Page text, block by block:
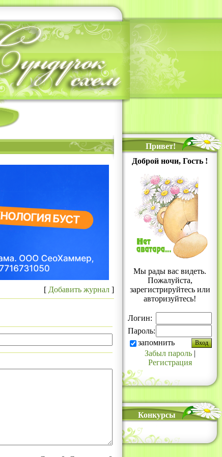
[ Добавить журнал ]
Привет!
Доброй ночи, Гость !
Мы рады вас видеть.
Пожалуйста,
зарегистрируйтесь или
авторизуйтесь!
Логин:
Пароль:
запомнить
Забыл пароль|
Регистрация
Конкурсы